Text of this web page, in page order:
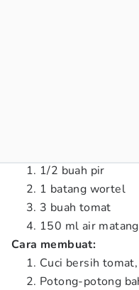
1/2 buah pir
1 batang wortel
3 buah tomat
150 ml air matang
Cara membuat:
Cuci bersih
Potong-potong